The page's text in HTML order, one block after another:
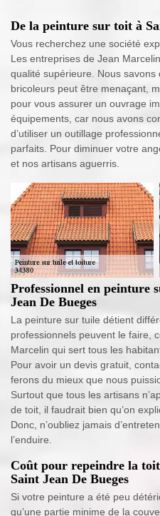
De la peinture sur toit à
Vous recherchez une société
Les entreprises de Jean
qualité supérieure. Nous
bricoleurs peut être menaçant,
pour vous assurer un ouvrage
équipements, car nous avons
d’utiliser un outillage
parfaits. Pour diminuer votre
et nos artisans aguerris.
Professionnel en peinture
Jean De Bueges
La peinture sur tuile détient
professionnels peuvent le faire,
Marcelin qui sert tous les
Pour avoir un devis gratuit,
ferons du mieux que nous
Surtout que tous les artisans
de toit, il faudrait bien qu’on
Donc, n’oubliez jamais
l’enduire.
Coût pour repeindre la
Saint Jean De Bueges
Si votre peinture a été peu
qu’une partie minime de la